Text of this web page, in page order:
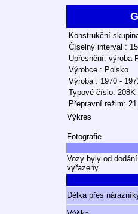
Konstrukční
Číselný interval :
Upřesnění: výroba
Výrobce : Polsko
Výroba : 1970 -
Typové číslo: 208K
Přepravní režim: 21
Výkres
Fotografie
Vozy byly od
vyřazeny.
Délka přes